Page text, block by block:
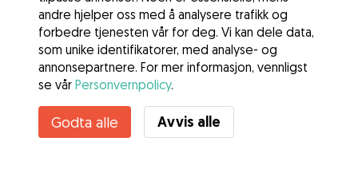
andre hjelper oss med å analysere trafikk og
forbedre tjenesten vår for deg. Vi kan dele data,
som unike identifikatorer, med analyse- og
annonsepartnere. For mer informasjon, vennligst
se vår Personvernpolicy.
Godta alle Avvis alle